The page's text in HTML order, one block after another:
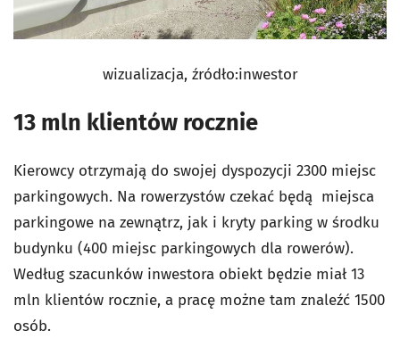
wizualizacja, źródło:inwestor
13 mln klientów rocznie
Kierowcy otrzymają do swojej dyspozycji 2300 miejsc
parkingowych. Na rowerzystów czekać będą miejsca
parkingowe na zewnątrz, jak i kryty parking w środku
budynku (400 miejsc parkingowych dla rowerów).
Według szacunków inwestora obiekt będzie miał 13
mln klientów rocznie, a pracę możne tam znaleźć 1500
osób.